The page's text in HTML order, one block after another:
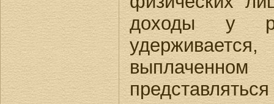
доходы у